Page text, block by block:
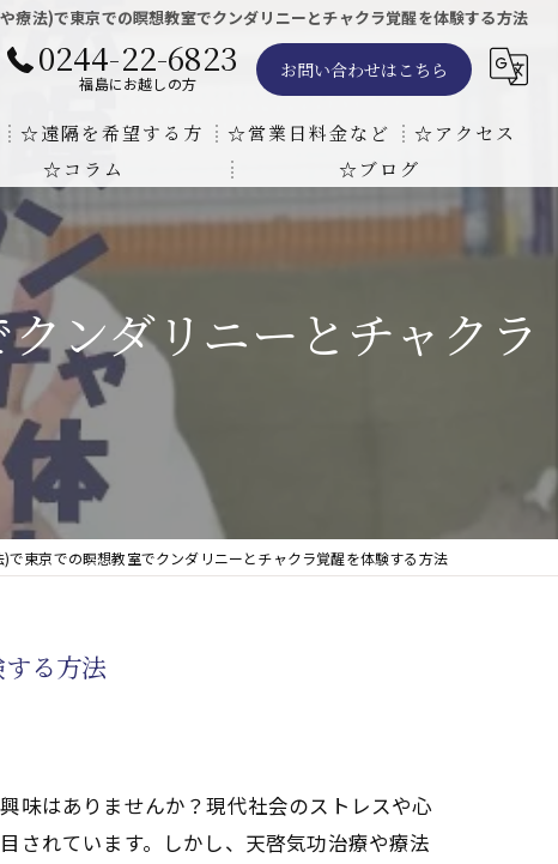
療法)で東京での瞑想教室でクンダリニーとチャクラ覚醒を体験する方法
0244-22-6823
福島にお越しの方
お問い合わせはこちら
☆遠隔を希望する方
遠隔気功ヒーリングで難病の克服の方法と効果
☆営業日料金など
東京での瞑想気功教室の開催について
☆アクセス
天啓気療院 東京店
☆コラム ☆ブログ
ンダリニーとチャクラ
で東京での瞑想教室でクンダリニーとチャクラ覚醒を体験する方法
る方法
味はありませんか？現代社会のストレスや心
されています。しかし、天啓気功治療や療法